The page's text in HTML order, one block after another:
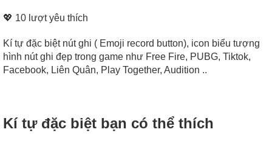
💖 10 lượt yêu thích
Kí tự đặc biệt nút ghi ( Emoji record button), icon biểu tượng
hình nút ghi đẹp trong game như Free Fire, PUBG, Tiktok,
Facebook, Liên Quân, Play Together, Audition ..
Kí tự đặc biệt bạn có thể thích